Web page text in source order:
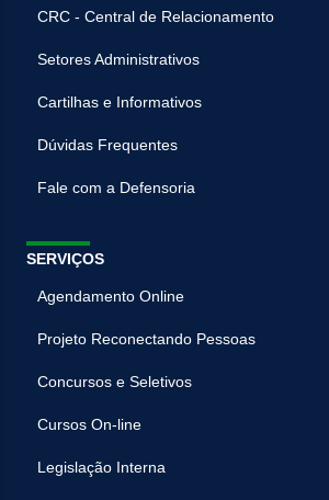
CRC - Central de Relacionamento
Setores Administrativos
Cartilhas e Informativos
Dúvidas Frequentes
Fale com a Defensoria
SERVIÇOS
Agendamento Online
Projeto Reconectando Pessoas
Concursos e Seletivos
Cursos On-line
Legislação Interna